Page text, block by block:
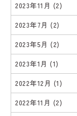
2023年11月 (2)
2023年7月 (2)
2023年5月 (2)
2023年1月 (1)
2022年12月 (1)
2022年11月 (2)